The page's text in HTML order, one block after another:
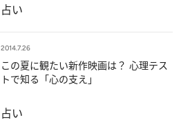
占い
2014.7.26
この夏に観たい新作映画は？ 心理テス
トで知る「心の支え」
占い